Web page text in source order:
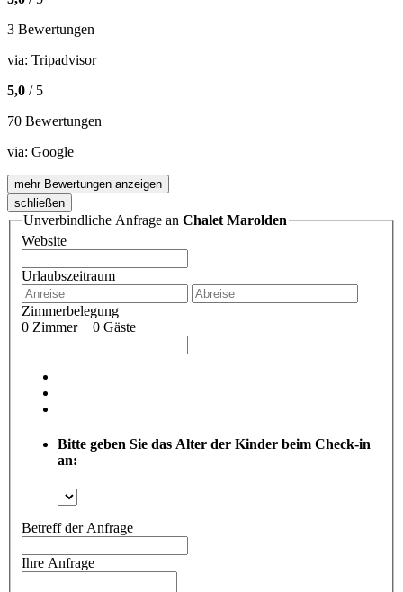
3 Bewertungen
via: Tripadvisor
5,0 / 5
70 Bewertungen
via: Google
mehr Bewertungen anzeigen
schließen
Unverbindliche Anfrage an Chalet Marolden
Website
Urlaubszeitraum
Zimmerbelegung
0 Zimmer + 0 Gäste
Bitte geben Sie das Alter der Kinder beim Check-in
an:
Betreff der Anfrage
Ihre Anfrage